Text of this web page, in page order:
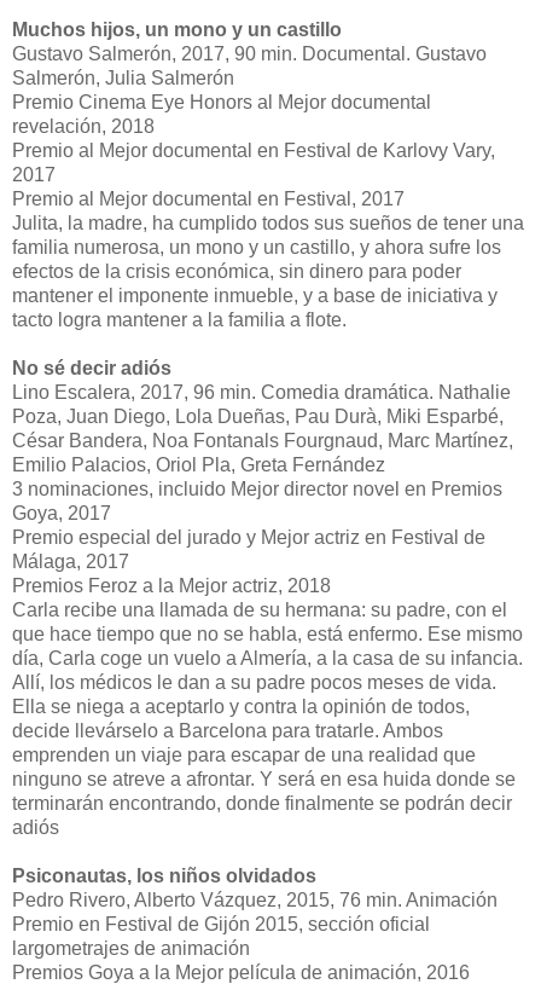
Muchos hijos, un mono y un castillo
Gustavo Salmerón, 2017, 90 min. Documental. Gustavo
Salmerón, Julia Salmerón
Premio Cinema Eye Honors al Mejor documental
revelación, 2018
Premio al Mejor documental en Festival de Karlovy Vary,
2017
Premio al Mejor documental en Festival, 2017
Julita, la madre, ha cumplido todos sus sueños de tener una
familia numerosa, un mono y un castillo, y ahora sufre los
efectos de la crisis económica, sin dinero para poder
mantener el imponente inmueble, y a base de iniciativa y
tacto logra mantener a la familia a flote.
No sé decir adiós
Lino Escalera, 2017, 96 min. Comedia dramática. Nathalie
Poza, Juan Diego, Lola Dueñas, Pau Durà, Miki Esparbé,
César Bandera, Noa Fontanals Fourgnaud, Marc Martínez,
Emilio Palacios, Oriol Pla, Greta Fernández
3 nominaciones, incluido Mejor director novel en Premios
Goya, 2017
Premio especial del jurado y Mejor actriz en Festival de
Málaga, 2017
Premios Feroz a la Mejor actriz, 2018
Carla recibe una llamada de su hermana: su padre, con el
que hace tiempo que no se habla, está enfermo. Ese mismo
día, Carla coge un vuelo a Almería, a la casa de su infancia.
Allí, los médicos le dan a su padre pocos meses de vida.
Ella se niega a aceptarlo y contra la opinión de todos,
decide llevárselo a Barcelona para tratarle. Ambos
emprenden un viaje para escapar de una realidad que
ninguno se atreve a afrontar. Y será en esa huida donde se
terminarán encontrando, donde finalmente se podrán decir
adiós
Psiconautas, los niños olvidados
Pedro Rivero, Alberto Vázquez, 2015, 76 min. Animación
Premio en Festival de Gijón 2015, sección oficial
largometrajes de animación
Premios Goya a la Mejor película de animación, 2016